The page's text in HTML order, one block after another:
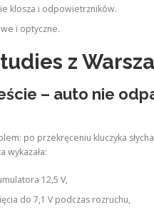
klosza i odpowietrzników.
i optyczne.
z
– auto nie
po przekręceniu kluczyka
wykazała:
12,5 V,
do 7,1 V podczas rozruchu,